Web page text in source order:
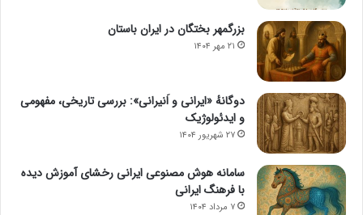
بزرگمهر بختگان در ایران باستان
۲۱ مهر ۱۴۰۴
دوگانهٔ «ایرانی و اَنیرانی»: بررسی تاریخی، مفهومی
و ایدئولوژیک
۲۷ شهریور ۱۴۰۴
سامانه هوش مصنوعی ایرانی رخشای آموزش دیده
با فرهنگ ایرانی
۷ مرداد ۱۴۰۴